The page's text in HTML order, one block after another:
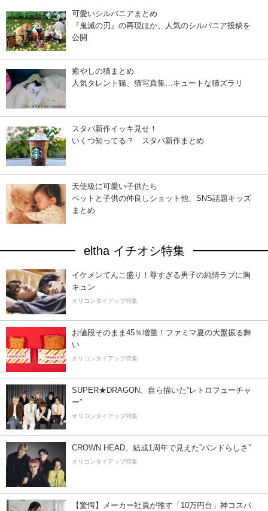
可愛いシルバニアまとめ
『鬼滅の刃』の再現ほか、人気のシルバニア投稿を
公開
癒やしの猫まとめ
人気タレント猫、猫写真集…キュートな猫ズラリ
スタバ新作イッキ見せ！
いくつ知ってる？ スタバ新作まとめ
天使級に可愛い子供たち
ペットと子供の仲良しショット他、SNS話題キッズ
まとめ
eltha イチオシ特集
イケメンてんこ盛り！尊すぎる男子の純情ラブに胸
キュン
オリコンタイアップ特集
お値段そのまま45％増量！ファミマ夏の大盤振る舞
い
オリコンタイアップ特集
SUPER★DRAGON、自ら描いた”レトロフューチャ
ー”
オリコンタイアップ特集
CROWN HEAD、結成1周年で見えた”バンドらしさ”
オリコンタイアップ特集
【驚愕】メーカー社員が推す「10万円台」神コスパ